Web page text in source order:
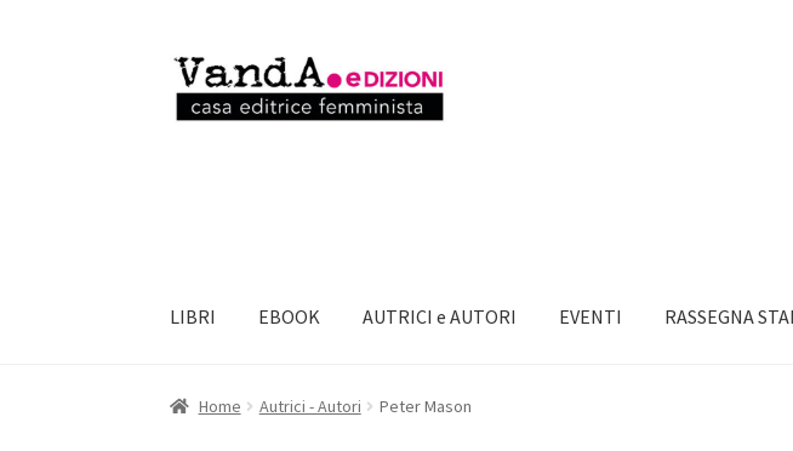
Vai
alla
navigazione
Vai
al
contenuto
LIBRI EBOOK AUTRICI e AUTORI EVENTI RASSEGNA
Home Autrici - Autori Peter Mason